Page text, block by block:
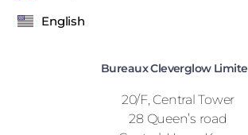
English
Bureaux Cleverglow
20/F, Central Tower
28 Queen’s road